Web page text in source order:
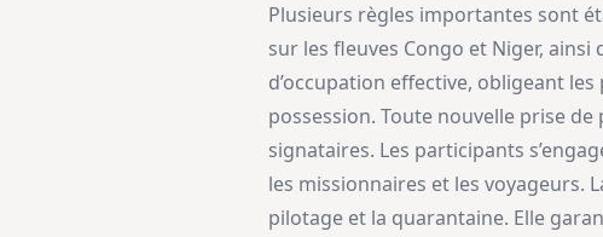
Plusieurs règles importantes sont
sur les fleuves Congo et Niger,
d’occupation effective, obligeant
possession. Toute nouvelle prise
signataires. Les participants
les missionnaires et les voyageurs.
pilotage et la quarantaine. Elle